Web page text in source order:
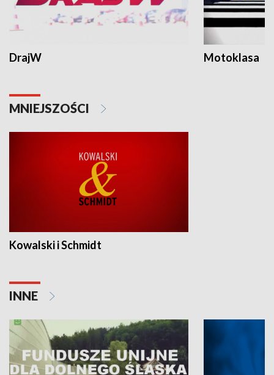
DrajW Motoklasa
MNIEJSZOŚCI
Kowalski i Schmidt
INNE